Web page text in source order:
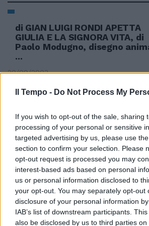
Il Tempo - Do Not Process My
If you wish to opt-out of the sale, sharing
processing of your personal or sensitive
targeted advertising by us, please use
section to confirm your selection. Please
opt-out request is processed you may
interest-based ads based on personal
us or personal information disclosed to
your opt-out. You may separately opt-out
disclosure of your personal information
IAB’s list of downstream participants.
also be disclosed by us to third parties on
di GIAN LUIGI RONDI APETTA
GIULIA E LA SIGNORA VITA, di
Paolo Modugno, disegno
...
20/09/2003
Il disegno di legge Gasparri
osservazione al Quirinale
05/09/2003
DISEGNO «Ho visto il disegno
gol sulla "Gazzetta".
29/08/2003